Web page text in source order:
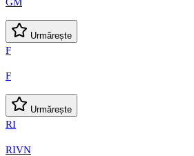
Urmărește
F
F
Urmărește
RI
RIVN